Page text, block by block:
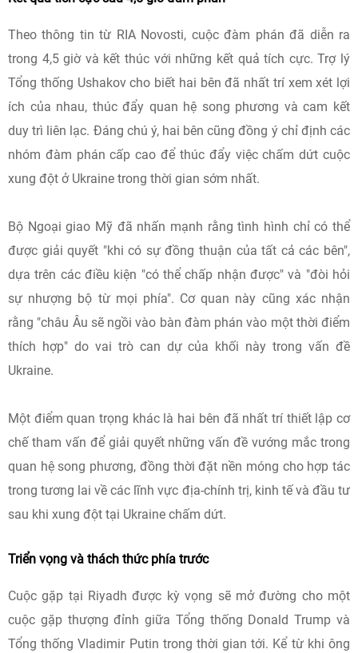
Theo thông tin từ RIA Novosti, cuộc đàm phán đã diễn ra
trong 4,5 giờ và kết thúc với những kết quả tích cực. Trợ lý
Tổng thống Ushakov cho biết hai bên đã nhất trí xem xét lợi
ích của nhau, thúc đẩy quan hệ song phương và cam kết
duy trì liên lạc. Đáng chú ý, hai bên cũng đồng ý chỉ định các
nhóm đàm phán cấp cao để thúc đẩy việc chấm dứt cuộc
xung đột ở Ukraine trong thời gian sớm nhất.
Bộ Ngoại giao Mỹ đã nhấn mạnh rằng tình hình chỉ có thể
được giải quyết "khi có sự đồng thuận của tất cả các bên",
dựa trên các điều kiện "có thể chấp nhận được" và "đòi hỏi
sự nhượng bộ từ mọi phía". Cơ quan này cũng xác nhận
rằng "châu Âu sẽ ngồi vào bàn đàm phán vào một thời điểm
thích hợp" do vai trò can dự của khối này trong vấn đề
Ukraine.
Một điểm quan trọng khác là hai bên đã nhất trí thiết lập cơ
chế tham vấn để giải quyết những vấn đề vướng mắc trong
quan hệ song phương, đồng thời đặt nền móng cho hợp tác
trong tương lai về các lĩnh vực địa-chính trị, kinh tế và đầu tư
sau khi xung đột tại Ukraine chấm dứt.
Triển vọng và thách thức phía trước
Cuộc gặp tại Riyadh được kỳ vọng sẽ mở đường cho một
cuộc gặp thượng đỉnh giữa Tổng thống Donald Trump và
Tổng thống Vladimir Putin trong thời gian tới. Kể từ khi ông